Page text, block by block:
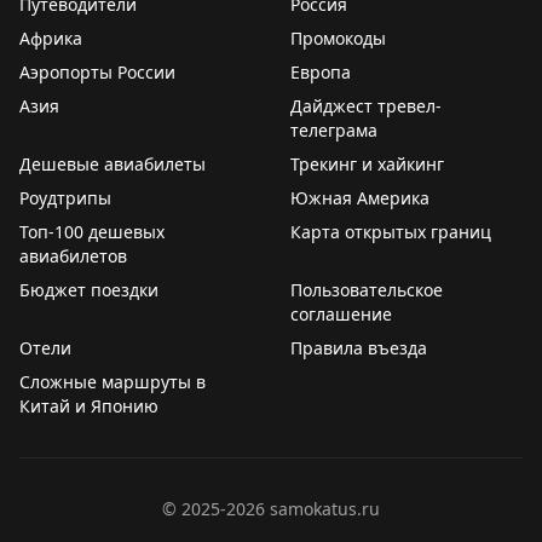
ETIAS для граждан не-ЕС снова отложена. Хотя
официальный сайт указывает на запуск в конце 2026
года, эксперты скептичны относительно этого срока.
ETIAS работает по принципу американской ESTA и
позволяет получить электронное разрешение на
въезд в Шенген. Стоимость разрешения составит 20
евро.
Эти инициативы упростят процесс прохождения
границы для путешественников, хотя внедрение
требует значительных инвестиций и времени.
2PAXfly|Traveling For Miles
Африка
Промокоды
Аэропорты России
Европа
Азия
Дайджест тревел-
телеграма
Дешевые авиабилеты
Трекинг и хайкинг
Роудтрипы
Южная Америка
Топ-100 дешевых
авиабилетов
Карта открытых границ
Бюджет поездки
Пользовательское
соглашение
Отели
Правила въезда
Сложные маршруты в
Китай и Японию
© 2025-2026 samokatus.ru